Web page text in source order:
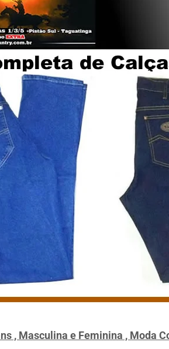
, Masculina e Feminina , Moda